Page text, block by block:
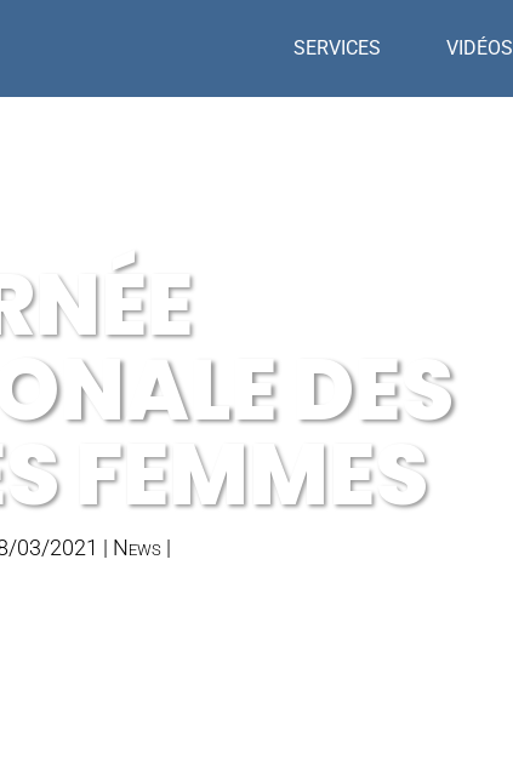
SERVICES VIDÉOS
DES
FEMMES
03/2021 News